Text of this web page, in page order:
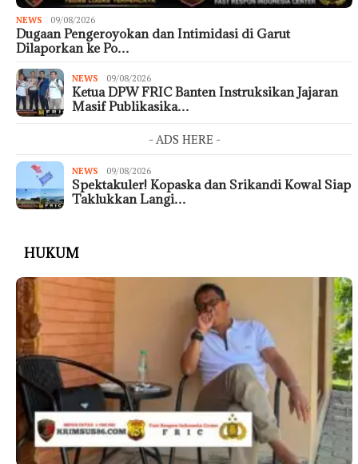
NEWS 09/08/2026
Dugaan Pengeroyokan dan Intimidasi di Garut
Dilaporkan ke Po…
NEWS 09/08/2026
Ketua DPW FRIC Banten Instruksikan Jajaran
Masif Publikasika…
- ADS HERE -
NEWS 09/08/2026
Spektakuler! Kopaska dan Srikandi Kowal Siap
Taklukkan Langi…
HUKUM